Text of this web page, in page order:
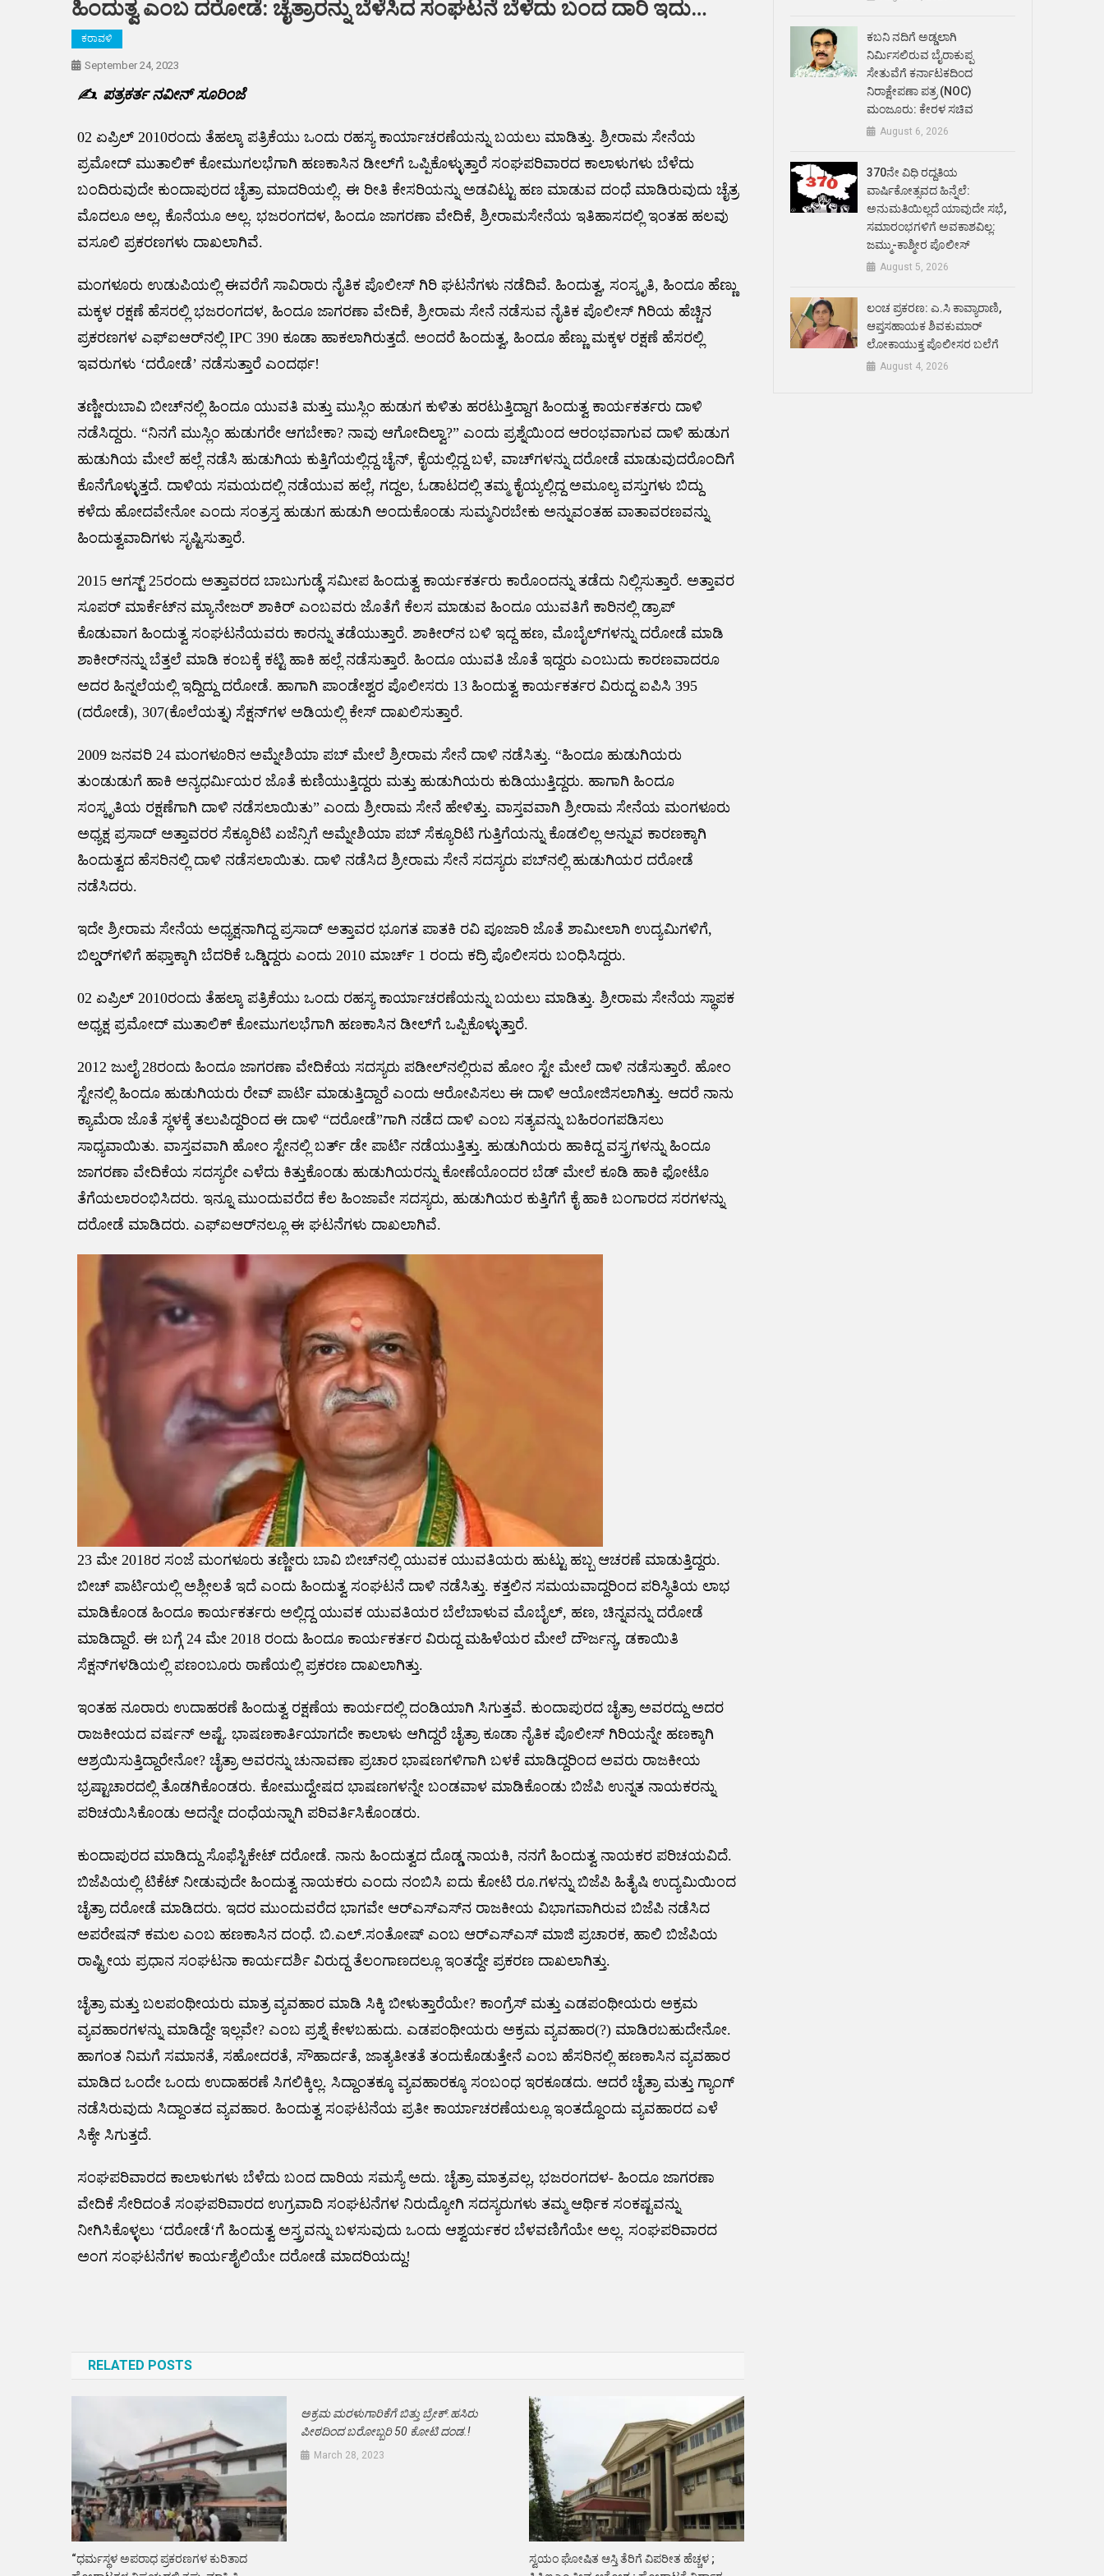
ಹಿಂದುತ್ವ ಎಂಬ ದರೋಡೆ: ಚೈತ್ರಾರನ್ನು ಬೆಳೆಸಿದ ಸಂಘಟನೆ ಬೆಳೆದು ಬಂದ ದಾರಿ ಇದು…
ಕರಾವಳಿ
September 24, 2023
✍️. ಪತ್ರಕರ್ತ ನವೀನ್ ಸೂರಿಂಜೆ
02 ಏಪ್ರಿಲ್ 2010ರಂದು ತೆಹಲ್ಕಾ ಪತ್ರಿಕೆಯು ಒಂದು ರಹಸ್ಯ ಕಾರ್ಯಾಚರಣೆಯನ್ನು ಬಯಲು ಮಾಡಿತ್ತು. ಶ್ರೀರಾಮ ಸೇನೆಯ
ಪ್ರಮೋದ್ ಮುತಾಲಿಕ್ ಕೋಮುಗಲಭೆಗಾಗಿ ಹಣಕಾಸಿನ ಡೀಲ್‌‌ಗೆ ಒಪ್ಪಿಕೊಳ್ಳುತ್ತಾರೆ ಸಂಘಪರಿವಾರದ ಕಾಲಾಳುಗಳು ಬೆಳೆದು
ಬಂದಿರುವುದೇ ಕುಂದಾಪುರದ ಚೈತ್ರಾ ಮಾದರಿಯಲ್ಲಿ. ಈ ರೀತಿ ಕೇಸರಿಯನ್ನು ಅಡವಿಟ್ಟು ಹಣ ಮಾಡುವ ದಂಧೆ ಮಾಡಿರುವುದು ಚೈತ್ರ
ಮೊದಲೂ ಅಲ್ಲ, ಕೊನೆಯೂ ಅಲ್ಲ. ಭಜರಂಗದಳ, ಹಿಂದೂ ಜಾಗರಣಾ ವೇದಿಕೆ, ಶ್ರೀರಾಮಸೇನೆಯ ಇತಿಹಾಸದಲ್ಲಿ ಇಂತಹ ಹಲವು
ವಸೂಲಿ ಪ್ರಕರಣಗಳು ದಾಖಲಾಗಿವೆ.
ಮಂಗಳೂರು ಉಡುಪಿಯಲ್ಲಿ ಈವರೆಗೆ ಸಾವಿರಾರು ನೈತಿಕ ಪೊಲೀಸ್ ಗಿರಿ ಘಟನೆಗಳು ನಡೆದಿವೆ‌. ಹಿಂದುತ್ವ, ಸಂಸ್ಕೃತಿ, ಹಿಂದೂ ಹೆಣ್ಣು
ಮಕ್ಕಳ ರಕ್ಷಣೆ ಹೆಸರಲ್ಲಿ ಭಜರಂಗದಳ, ಹಿಂದೂ ಜಾಗರಣಾ ವೇದಿಕೆ, ಶ್ರೀರಾಮ ಸೇನೆ ನಡೆಸುವ ನೈತಿಕ ಪೊಲೀಸ್ ಗಿರಿಯ ಹೆಚ್ಚಿನ
ಪ್ರಕರಣಗಳ ಎಫ್ಐಆರ್‌‌ನಲ್ಲಿ IPC 390 ಕೂಡಾ ಹಾಕಲಾಗಿರುತ್ತದೆ. ಅಂದರೆ ಹಿಂದುತ್ವ, ಹಿಂದೂ ಹೆಣ್ಣು ಮಕ್ಕಳ ರಕ್ಷಣೆ ಹೆಸರಲ್ಲಿ
ಇವರುಗಳು ‘ದರೋಡೆ’ ನಡೆಸುತ್ತಾರೆ ಎಂದರ್ಥ!
ತಣ್ಣೀರುಬಾವಿ ಬೀಚ್‌ನಲ್ಲಿ ಹಿಂದೂ ಯುವತಿ ಮತ್ತು ಮುಸ್ಲಿಂ ಹುಡುಗ ಕುಳಿತು ಹರಟುತ್ತಿದ್ದಾಗ ಹಿಂದುತ್ವ ಕಾರ್ಯಕರ್ತರು ದಾಳಿ
ನಡೆಸಿದ್ದರು. “ನಿನಗೆ ಮುಸ್ಲಿಂ ಹುಡುಗರೇ ಆಗಬೇಕಾ? ನಾವು ಆಗೋದಿಲ್ವಾ?” ಎಂದು ಪ್ರಶ್ನೆಯಿಂದ ಆರಂಭವಾಗುವ ದಾಳಿ ಹುಡುಗ
ಹುಡುಗಿಯ ಮೇಲೆ ಹಲ್ಲೆ ನಡೆಸಿ ಹುಡುಗಿಯ ಕುತ್ತಿಗೆಯಲ್ಲಿದ್ದ ಚೈನ್, ಕೈಯಲ್ಲಿದ್ದ ಬಳೆ, ವಾಚ್‌ಗಳನ್ನು ದರೋಡೆ ಮಾಡುವುದರೊಂದಿಗೆ
ಕೊನೆಗೊಳ್ಳುತ್ತದೆ. ದಾಳಿಯ ಸಮಯದಲ್ಲಿ ನಡೆಯುವ ಹಲ್ಲೆ, ಗದ್ದಲ, ಓಡಾಟದಲ್ಲಿ ತಮ್ಮ ಕೈಯ್ಯಲ್ಲಿದ್ದ ಅಮೂಲ್ಯ ವಸ್ತುಗಳು ಬಿದ್ದು
ಕಳೆದು ಹೋದವೇನೋ ಎಂದು ಸಂತ್ರಸ್ತ ಹುಡುಗ ಹುಡುಗಿ ಅಂದುಕೊಂಡು ಸುಮ್ಮನಿರಬೇಕು ಅನ್ನುವಂತಹ ವಾತಾವರಣವನ್ನು
ಹಿಂದುತ್ವವಾದಿಗಳು ಸೃಷ್ಟಿಸುತ್ತಾರೆ.
2015 ಆಗಸ್ಟ್ 25ರಂದು ಅತ್ತಾವರದ ಬಾಬುಗುಡ್ಢೆ ಸಮೀಪ ಹಿಂದುತ್ವ ಕಾರ್ಯಕರ್ತರು ಕಾರೊಂದನ್ನು ತಡೆದು ನಿಲ್ಲಿಸುತ್ತಾರೆ. ಅತ್ತಾವರ
ಸೂಪರ್ ಮಾರ್ಕೆಟ್‌ನ ಮ್ಯಾನೇಜರ್ ಶಾಕಿರ್ ಎಂಬವರು ಜೊತೆಗೆ ಕೆಲಸ ಮಾಡುವ ಹಿಂದೂ ಯುವತಿಗೆ ಕಾರಿನಲ್ಲಿ ಡ್ರಾಪ್
ಕೊಡುವಾಗ ಹಿಂದುತ್ವ ಸಂಘಟನೆಯವರು ಕಾರನ್ನು ತಡೆಯುತ್ತಾರೆ. ಶಾಕೀರ್‌ನ ಬಳಿ ಇದ್ದ ಹಣ, ಮೊಬೈಲ್‌ಗಳನ್ನು ದರೋಡೆ ಮಾಡಿ
ಶಾಕೀರ್‌‌ನನ್ನು ಬೆತ್ತಲೆ ಮಾಡಿ ಕಂಬಕ್ಕೆ ಕಟ್ಟಿ ಹಾಕಿ ಹಲ್ಲೆ ನಡೆಸುತ್ತಾರೆ. ಹಿಂದೂ ಯುವತಿ ಜೊತೆ ಇದ್ದರು ಎಂಬುದು ಕಾರಣವಾದರೂ
ಅದರ ಹಿನ್ನಲೆಯಲ್ಲಿ ಇದ್ದಿದ್ದು ದರೋಡೆ. ಹಾಗಾಗಿ ಪಾಂಡೇಶ್ವರ ಪೊಲೀಸರು 13 ಹಿಂದುತ್ವ ಕಾರ್ಯಕರ್ತರ ವಿರುದ್ದ ಐಪಿಸಿ 395
(ದರೋಡೆ), 307(ಕೊಲೆಯತ್ನ) ಸೆಕ್ಷನ್‌ಗಳ ಅಡಿಯಲ್ಲಿ ಕೇಸ್ ದಾಖಲಿಸುತ್ತಾರೆ.
2009 ಜನವರಿ 24 ಮಂಗಳೂರಿನ ಅಮ್ನೇಶಿಯಾ ಪಬ್ ಮೇಲೆ ಶ್ರೀರಾಮ ಸೇನೆ ದಾಳಿ ನಡೆಸಿತ್ತು. “ಹಿಂದೂ ಹುಡುಗಿಯರು
ತುಂಡುಡುಗೆ ಹಾಕಿ ಅನ್ಯಧರ್ಮಿಯರ ಜೊತೆ ಕುಣಿಯುತ್ತಿದ್ದರು ಮತ್ತು ಹುಡುಗಿಯರು ಕುಡಿಯುತ್ತಿದ್ದರು. ಹಾಗಾಗಿ ಹಿಂದೂ
ಸಂಸ್ಕೃತಿಯ ರಕ್ಷಣೆಗಾಗಿ ದಾಳಿ ನಡೆಸಲಾಯಿತು” ಎಂದು ಶ್ರೀರಾಮ ಸೇನೆ ಹೇಳಿತ್ತು. ವಾಸ್ತವವಾಗಿ ಶ್ರೀರಾಮ ಸೇನೆಯ ಮಂಗಳೂರು
ಅಧ್ಯಕ್ಷ ಪ್ರಸಾದ್ ಅತ್ತಾವರರ ಸೆಕ್ಯೂರಿಟಿ ಏಜೆನ್ಸಿಗೆ ಅಮ್ನೇಶಿಯಾ ಪಬ್ ಸೆಕ್ಯೂರಿಟಿ ಗುತ್ತಿಗೆಯನ್ನು ಕೊಡಲಿಲ್ಲ ಅನ್ನುವ ಕಾರಣಕ್ಕಾಗಿ
ಹಿಂದುತ್ವದ ಹೆಸರಿನಲ್ಲಿ ದಾಳಿ ನಡೆಸಲಾಯಿತು. ದಾಳಿ ನಡೆಸಿದ ಶ್ರೀರಾಮ ಸೇನೆ ಸದಸ್ಯರು ಪಬ್‌‌ನಲ್ಲಿ ಹುಡುಗಿಯರ ದರೋಡೆ
ನಡೆಸಿದರು.
ಇದೇ ಶ್ರೀರಾಮ ಸೇನೆಯ ಅಧ್ಯಕ್ಷನಾಗಿದ್ದ ಪ್ರಸಾದ್ ಅತ್ತಾವರ ಭೂಗತ ಪಾತಕಿ ರವಿ ಪೂಜಾರಿ ಜೊತೆ ಶಾಮೀಲಾಗಿ ಉದ್ಯಮಿಗಳಿಗೆ,
ಬಿಲ್ಡರ್‌‌ಗಳಿಗೆ ಹಫ್ತಾಕ್ಕಾಗಿ ಬೆದರಿಕೆ ಒಡ್ಡಿದ್ದರು ಎಂದು 2010 ಮಾರ್ಚ್ 1 ರಂದು ಕದ್ರಿ ಪೊಲೀಸರು ಬಂಧಿಸಿದ್ದರು.
02 ಏಪ್ರಿಲ್ 2010ರಂದು ತೆಹಲ್ಕಾ ಪತ್ರಿಕೆಯು ಒಂದು ರಹಸ್ಯ ಕಾರ್ಯಾಚರಣೆಯನ್ನು ಬಯಲು ಮಾಡಿತ್ತು. ಶ್ರೀರಾಮ ಸೇನೆಯ ಸ್ಥಾಪಕ
ಅಧ್ಯಕ್ಷ ಪ್ರಮೋದ್ ಮುತಾಲಿಕ್ ಕೋಮುಗಲಭೆಗಾಗಿ ಹಣಕಾಸಿನ ಡೀಲ್‌‌ಗೆ ಒಪ್ಪಿಕೊಳ್ಳುತ್ತಾರೆ.
2012 ಜುಲೈ 28ರಂದು ಹಿಂದೂ ಜಾಗರಣಾ ವೇದಿಕೆಯ ಸದಸ್ಯರು ಪಡೀಲ್‌ನಲ್ಲಿರುವ ಹೋಂ ಸ್ಟೇ ಮೇಲೆ ದಾಳಿ ನಡೆಸುತ್ತಾರೆ. ಹೋಂ
ಸ್ಟೇನಲ್ಲಿ ಹಿಂದೂ ಹುಡುಗಿಯರು ರೇವ್ ಪಾರ್ಟಿ ಮಾಡುತ್ತಿದ್ದಾರೆ ಎಂದು ಆರೋಪಿಸಲು ಈ ದಾಳಿ ಆಯೋಜಿಸಲಾಗಿತ್ತು. ಆದರೆ ನಾನು
ಕ್ಯಾಮೆರಾ ಜೊತೆ ಸ್ಥಳಕ್ಕೆ ತಲುಪಿದ್ದರಿಂದ ಈ ದಾಳಿ “ದರೋಡೆ”ಗಾಗಿ ನಡೆದ ದಾಳಿ ಎಂಬ ಸತ್ಯವನ್ನು ಬಹಿರಂಗಪಡಿಸಲು
ಸಾಧ್ಯವಾಯಿತು. ವಾಸ್ತವವಾಗಿ ಹೋಂ ಸ್ಟೇನಲ್ಲಿ ಬರ್ತ್ ಡೇ ಪಾರ್ಟಿ ನಡೆಯುತ್ತಿತ್ತು. ಹುಡುಗಿಯರು ಹಾಕಿದ್ದ ವಸ್ತ್ರಗಳನ್ನು ಹಿಂದೂ
ಜಾಗರಣಾ ವೇದಿಕೆಯ ಸದಸ್ಯರೇ ಎಳೆದು ಕಿತ್ತುಕೊಂಡು ಹುಡುಗಿಯರನ್ನು ಕೋಣೆಯೊಂದರ ಬೆಡ್ ಮೇಲೆ ಕೂಡಿ ಹಾಕಿ ಫೋಟೊ
ತೆಗೆಯಲಾರಂಭಿಸಿದರು. ಇನ್ನೂ ಮುಂದುವರೆದ ಕೆಲ ಹಿಂಜಾವೇ ಸದಸ್ಯರು, ಹುಡುಗಿಯರ ಕುತ್ತಿಗೆಗೆ ಕೈ ಹಾಕಿ ಬಂಗಾರದ ಸರಗಳನ್ನು
ದರೋಡೆ ಮಾಡಿದರು. ಎಫ್ಐಆರ್‌‌ನಲ್ಲೂ ಈ ಘಟನೆಗಳು ದಾಖಲಾಗಿವೆ.
23 ಮೇ 2018ರ ಸಂಜೆ ಮಂಗಳೂರು ತಣ್ಣೀರು ಬಾವಿ ಬೀಚ್‌ನಲ್ಲಿ ಯುವಕ ಯುವತಿಯರು ಹುಟ್ಟು ಹಬ್ಬ ಆಚರಣೆ ಮಾಡುತ್ತಿದ್ದರು.
ಬೀಚ್ ಪಾರ್ಟಿಯಲ್ಲಿ ಅಶ್ಲೀಲತೆ ಇದೆ ಎಂದು ಹಿಂದುತ್ವ ಸಂಘಟನೆ ದಾಳಿ ನಡೆಸಿತ್ತು. ಕತ್ತಲಿನ ಸಮಯವಾದ್ದರಿಂದ ಪರಿಸ್ಥಿತಿಯ ಲಾಭ
ಮಾಡಿಕೊಂಡ ಹಿಂದೂ ಕಾರ್ಯಕರ್ತರು ಅಲ್ಲಿದ್ದ ಯುವಕ ಯುವತಿಯರ ಬೆಲೆಬಾಳುವ ಮೊಬೈಲ್, ಹಣ, ಚಿನ್ನವನ್ನು ದರೋಡೆ
ಮಾಡಿದ್ದಾರೆ. ಈ ಬಗ್ಗೆ 24 ಮೇ 2018 ರಂದು ಹಿಂದೂ ಕಾರ್ಯಕರ್ತರ ವಿರುದ್ದ ಮಹಿಳೆಯರ ಮೇಲೆ ದೌರ್ಜನ್ಯ, ಡಕಾಯಿತಿ
ಸೆಕ್ಷನ್‌‌ಗಳಡಿಯಲ್ಲಿ ಪಣಂಬೂರು ಠಾಣೆಯಲ್ಲಿ ಪ್ರಕರಣ ದಾಖಲಾಗಿತ್ತು.
ಇಂತಹ ನೂರಾರು ಉದಾಹರಣೆ ಹಿಂದುತ್ವ ರಕ್ಷಣೆಯ ಕಾರ್ಯದಲ್ಲಿ ದಂಡಿಯಾಗಿ ಸಿಗುತ್ತವೆ. ಕುಂದಾಪುರದ ಚೈತ್ರಾ ಅವರದ್ದು ಅದರ
ರಾಜಕೀಯದ ವರ್ಷನ್ ಅಷ್ಟೆ. ಭಾಷಣಕಾರ್ತಿಯಾಗದೇ ಕಾಲಾಳು ಆಗಿದ್ದರೆ ಚೈತ್ರಾ ಕೂಡಾ ನೈತಿಕ ಪೊಲೀಸ್ ಗಿರಿಯನ್ನೇ ಹಣಕ್ಕಾಗಿ
ಆಶ್ರಯಿಸುತ್ತಿದ್ದಾರೇನೋ? ಚೈತ್ರಾ ಅವರನ್ನು ಚುನಾವಣಾ ಪ್ರಚಾರ ಭಾಷಣಗಳಿಗಾಗಿ ಬಳಕೆ ಮಾಡಿದ್ದರಿಂದ ಅವರು ರಾಜಕೀಯ
ಭ್ರಷ್ಟಾಚಾರದಲ್ಲಿ ತೊಡಗಿಕೊಂಡರು. ಕೋಮುದ್ವೇಷದ ಭಾಷಣಗಳನ್ನೇ ಬಂಡವಾಳ ಮಾಡಿಕೊಂಡು ಬಿಜೆಪಿ ಉನ್ನತ ನಾಯಕರನ್ನು
ಪರಿಚಯಿಸಿಕೊಂಡು ಅದನ್ನೇ ದಂಧೆಯನ್ನಾಗಿ ಪರಿವರ್ತಿಸಿಕೊಂಡರು.
ಕುಂದಾಪುರದ ಮಾಡಿದ್ದು ಸೊಫೆಸ್ಟಿಕೇಟ್ ದರೋಡೆ. ನಾನು ಹಿಂದುತ್ವದ ದೊಡ್ಡ ನಾಯಕಿ, ನನಗೆ ಹಿಂದುತ್ವ ನಾಯಕರ ಪರಿಚಯವಿದೆ.
ಬಿಜೆಪಿಯಲ್ಲಿ ಟಿಕೆಟ್ ನೀಡುವುದೇ ಹಿಂದುತ್ವ ನಾಯಕರು ಎಂದು ನಂಬಿಸಿ ಐದು ಕೋಟಿ ರೂ.ಗಳನ್ನು ಬಿಜೆಪಿ ಹಿತೈಷಿ ಉದ್ಯಮಿಯಿಂದ
ಚೈತ್ರಾ ದರೋಡೆ ಮಾಡಿದರು. ಇದರ ಮುಂದುವರೆದ ಭಾಗವೇ ಆರ್‌ಎಸ್ಎಸ್‌‌ನ ರಾಜಕೀಯ ವಿಭಾಗವಾಗಿರುವ ಬಿಜೆಪಿ ನಡೆಸಿದ
ಅಪರೇಷನ್ ಕಮಲ ಎಂಬ ಹಣಕಾಸಿನ ದಂಧೆ. ಬಿ.ಎಲ್.ಸಂತೋಷ್ ಎಂಬ ಆರ್‌ಎಸ್‌ಎಸ್‌ ಮಾಜಿ ಪ್ರಚಾರಕ, ಹಾಲಿ ಬಿಜೆಪಿಯ
ರಾಷ್ಟ್ರೀಯ ಪ್ರಧಾನ ಸಂಘಟನಾ ಕಾರ್ಯದರ್ಶಿ ವಿರುದ್ದ ತೆಲಂಗಾಣದಲ್ಲೂ ಇಂತದ್ದೇ ಪ್ರಕರಣ ದಾಖಲಾಗಿತ್ತು.
ಚೈತ್ರಾ ಮತ್ತು ಬಲಪಂಥೀಯರು ಮಾತ್ರ ವ್ಯವಹಾರ ಮಾಡಿ ಸಿಕ್ಕಿ ಬೀಳುತ್ತಾರೆಯೇ? ಕಾಂಗ್ರೆಸ್ ಮತ್ತು ಎಡಪಂಥೀಯರು ಅಕ್ರಮ
ವ್ಯವಹಾರಗಳನ್ನು ಮಾಡಿದ್ದೇ ಇಲ್ಲವೇ? ಎಂಬ ಪ್ರಶ್ನೆ ಕೇಳಬಹುದು. ಎಡಪಂಥೀಯರು ಅಕ್ರಮ ವ್ಯವಹಾರ(?) ಮಾಡಿರಬಹುದೇನೋ‌.
ಹಾಗಂತ ನಿಮಗೆ ಸಮಾನತೆ, ಸಹೋದರತೆ, ಸೌಹಾರ್ದತೆ, ಜಾತ್ಯತೀತತೆ ತಂದುಕೊಡುತ್ತೇನೆ ಎಂಬ ಹೆಸರಿನಲ್ಲಿ ಹಣಕಾಸಿನ ವ್ಯವಹಾರ
ಮಾಡಿದ ಒಂದೇ ಒಂದು ಉದಾಹರಣೆ ಸಿಗಲಿಕ್ಕಿಲ್ಲ. ಸಿದ್ದಾಂತಕ್ಕೂ ವ್ಯವಹಾರಕ್ಕೂ ಸಂಬಂಧ ಇರಕೂಡದು. ಆದರೆ ಚೈತ್ರಾ ಮತ್ತು ಗ್ಯಾಂಗ್
ನಡೆಸಿರುವುದು ಸಿದ್ದಾಂತದ ವ್ಯವಹಾರ. ಹಿಂದುತ್ವ ಸಂಘಟನೆಯ ಪ್ರತೀ ಕಾರ್ಯಾಚರಣೆಯಲ್ಲೂ ಇಂತದ್ದೊಂದು ವ್ಯವಹಾರದ ಎಳೆ
ಸಿಕ್ಕೇ ಸಿಗುತ್ತದೆ.
ಸಂಘಪರಿವಾರದ ಕಾಲಾಳುಗಳು ಬೆಳೆದು ಬಂದ ದಾರಿಯ ಸಮಸ್ಯೆ ಅದು. ಚೈತ್ರಾ ಮಾತ್ರವಲ್ಲ, ಭಜರಂಗದಳ- ಹಿಂದೂ ಜಾಗರಣಾ
ವೇದಿಕೆ ಸೇರಿದಂತೆ ಸಂಘಪರಿವಾರದ ಉಗ್ರವಾದಿ ಸಂಘಟನೆಗಳ ನಿರುದ್ಯೋಗಿ ಸದಸ್ಯರುಗಳು ತಮ್ಮ ಆರ್ಥಿಕ ಸಂಕಷ್ಟವನ್ನು
ನೀಗಿಸಿಕೊಳ್ಳಲು ‘ದರೋಡೆ‘ಗೆ ಹಿಂದುತ್ವ ಅಸ್ತ್ರವನ್ನು ಬಳಸುವುದು ಒಂದು ಆಶ್ವರ್ಯಕರ ಬೆಳವಣಿಗೆಯೇ ಅಲ್ಲ. ಸಂಘಪರಿವಾರದ
ಅಂಗ ಸಂಘಟನೆಗಳ ಕಾರ್ಯಶೈಲಿಯೇ ದರೋಡೆ ಮಾದರಿಯದ್ದು!
RELATED POSTS
“ಧರ್ಮಸ್ಥಳ ಅಪರಾಧ ಪ್ರಕರಣಗಳ ಕುರಿತಾದ
ಅಕ್ರಮ ಮರಳುಗಾರಿಕೆಗೆ ಬಿತ್ತು ಬ್ರೇಕ್.ಹಸಿರು
ಪೀಠದಿಂದ ಬರೋಬ್ಬರಿ 50 ಕೋಟಿ ದಂಡ.!
March 28, 2023
ಸ್ವಯಂ ಘೋಷಿತ ಆಸ್ತಿ ತೆರಿಗೆ ವಿಪರೀತ ಹೆಚ್ಚಳ ;
ಕಬನಿ ನದಿಗೆ ಅಡ್ಡಲಾಗಿ
ನಿರ್ಮಿಸಲಿರುವ ಬೈರಾಕುಪ್ಪ
ಸೇತುವೆಗೆ ಕರ್ನಾಟಕದಿಂದ
ನಿರಾಕ್ಷೇಪಣಾ ಪತ್ರ (NOC)
ಮಂಜೂರು: ಕೇರಳ ಸಚಿವ
August 6, 2026
370ನೇ ವಿಧಿ ರದ್ದತಿಯ
ವಾರ್ಷಿಕೋತ್ಸವದ ಹಿನ್ನೆಲೆ:
ಅನುಮತಿಯಿಲ್ಲದೆ ಯಾವುದೇ ಸಭೆ,
ಸಮಾರಂಭಗಳಿಗೆ ಅವಕಾಶವಿಲ್ಲ:
ಜಮ್ಮು-ಕಾಶ್ಮೀರ ಪೊಲೀಸ್
August 5, 2026
ಲಂಚ ಪ್ರಕರಣ: ಎ.ಸಿ ಕಾವ್ಯಾರಾಣಿ,
ಆಪ್ತಸಹಾಯಕ ಶಿವಕುಮಾರ್‌
ಲೋಕಾಯುಕ್ತ ಪೊಲೀಸರ ಬಲೆಗೆ
August 4, 2026